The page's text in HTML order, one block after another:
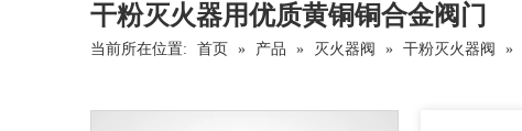
干粉灭火器用优质黄铜铜合金阀门
当前所在位置: 首页 » 产品 » 灭火器阀 » 干粉灭火器阀 »
带安全装置的干粉灭火器铝合金锻造阀门